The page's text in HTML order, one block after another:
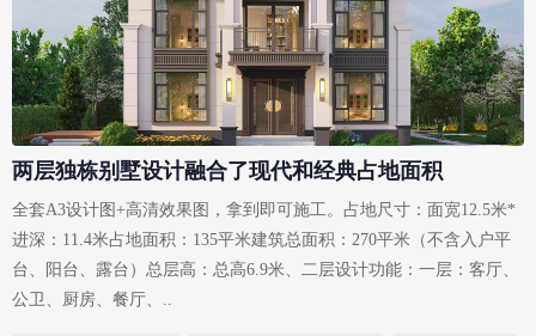
两层独栋别墅设计融合了现代和经典占地面积
全套A3设计图+高清效果图，拿到即可施工。占地尺寸：面宽12.5米*
进深：11.4米占地面积：135平米建筑总面积：270平米（不含入户平
台、阳台、露台）总层高：总高6.9米、二层设计功能：一层：客厅、
公卫、厨房、餐厅、..